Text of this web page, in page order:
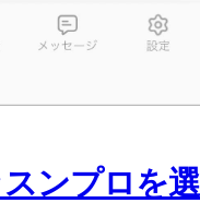
ンプロを選